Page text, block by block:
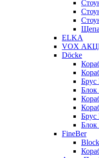
Щепа
ELKA
VOX
Döcke
Брус
FineBer